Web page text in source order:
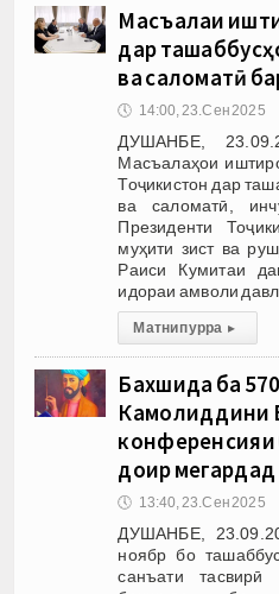
Масъалаи
дар
ва саломатӣ
🕔 14:00, 23.Сен 2025
ДУШАНБЕ,
Масъалаҳои
Тоҷикистон дар
ва саломатӣ,
Президенти
муҳити зист ва
Раиси Кумитаи
идораи амволи
Матни пурра ▸
Бахшида ба
Камолиддини
доир мегардад
🕔 13:40, 23.Сен 2025
ДУШАНБЕ,
ноябр бо
санъати тасвирӣ